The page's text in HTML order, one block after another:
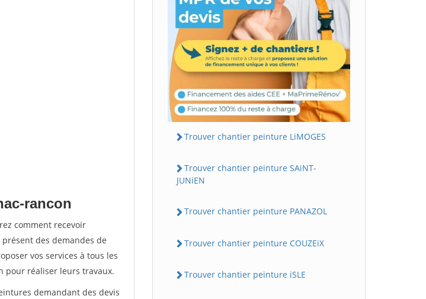
rancon
comment recevoir
des demandes de
vos services à tous les
pour réaliser leurs travaux.
demandant des devis
Trouver chantier peinture LiMOGES
Trouver chantier peinture SAiNT-
JUNiEN
Trouver chantier peinture PANAZOL
Trouver chantier peinture COUZEiX
Trouver chantier peinture iSLE